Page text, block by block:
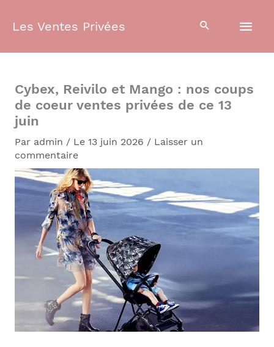
Les Ventes Privées
Cybex, Reivilo et Mango : nos coups
de coeur ventes privées de ce 13
juin
Par admin / Le 13 juin 2026 / Laisser un
commentaire